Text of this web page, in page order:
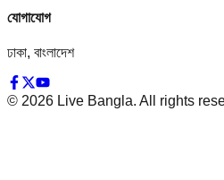
যোগাযোগ
ঢাকা, বাংলাদেশ
© 2026 Live Bangla. All rights